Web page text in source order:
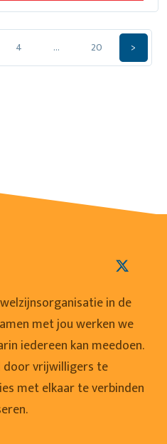
4 … 20 >
in de
met jou werken we
iedereen kan meedoen.
door vrijwilligers te
met elkaar te verbinden